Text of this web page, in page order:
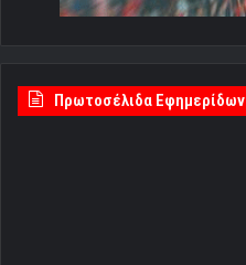
Πρωτοσέλιδα Εφημερίδων